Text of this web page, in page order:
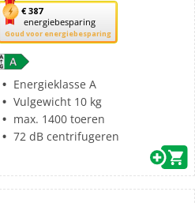
€ 387
energiebesparing
Goud voor energiebesparing
Met
deze
opent
Youreko’s
tool
voor
energiebesparing.
Energieklasse A
Vulgewicht 10 kg
max. 1400 toeren
72 dB centrifugeren